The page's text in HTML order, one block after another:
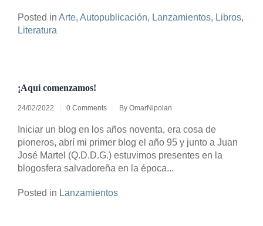
Posted in Arte, Autopublicación, Lanzamientos, Libros,
Literatura
¡Aqui comenzamos!
24/02/2022 0 Comments By OmarNipolan
Iniciar un blog en los años noventa, era cosa de
pioneros, abrí mi primer blog el año 95 y junto a Juan
José Martel (Q.D.D.G.) estuvimos presentes en la
blogosfera salvadoreña en la época...
Posted in Lanzamientos